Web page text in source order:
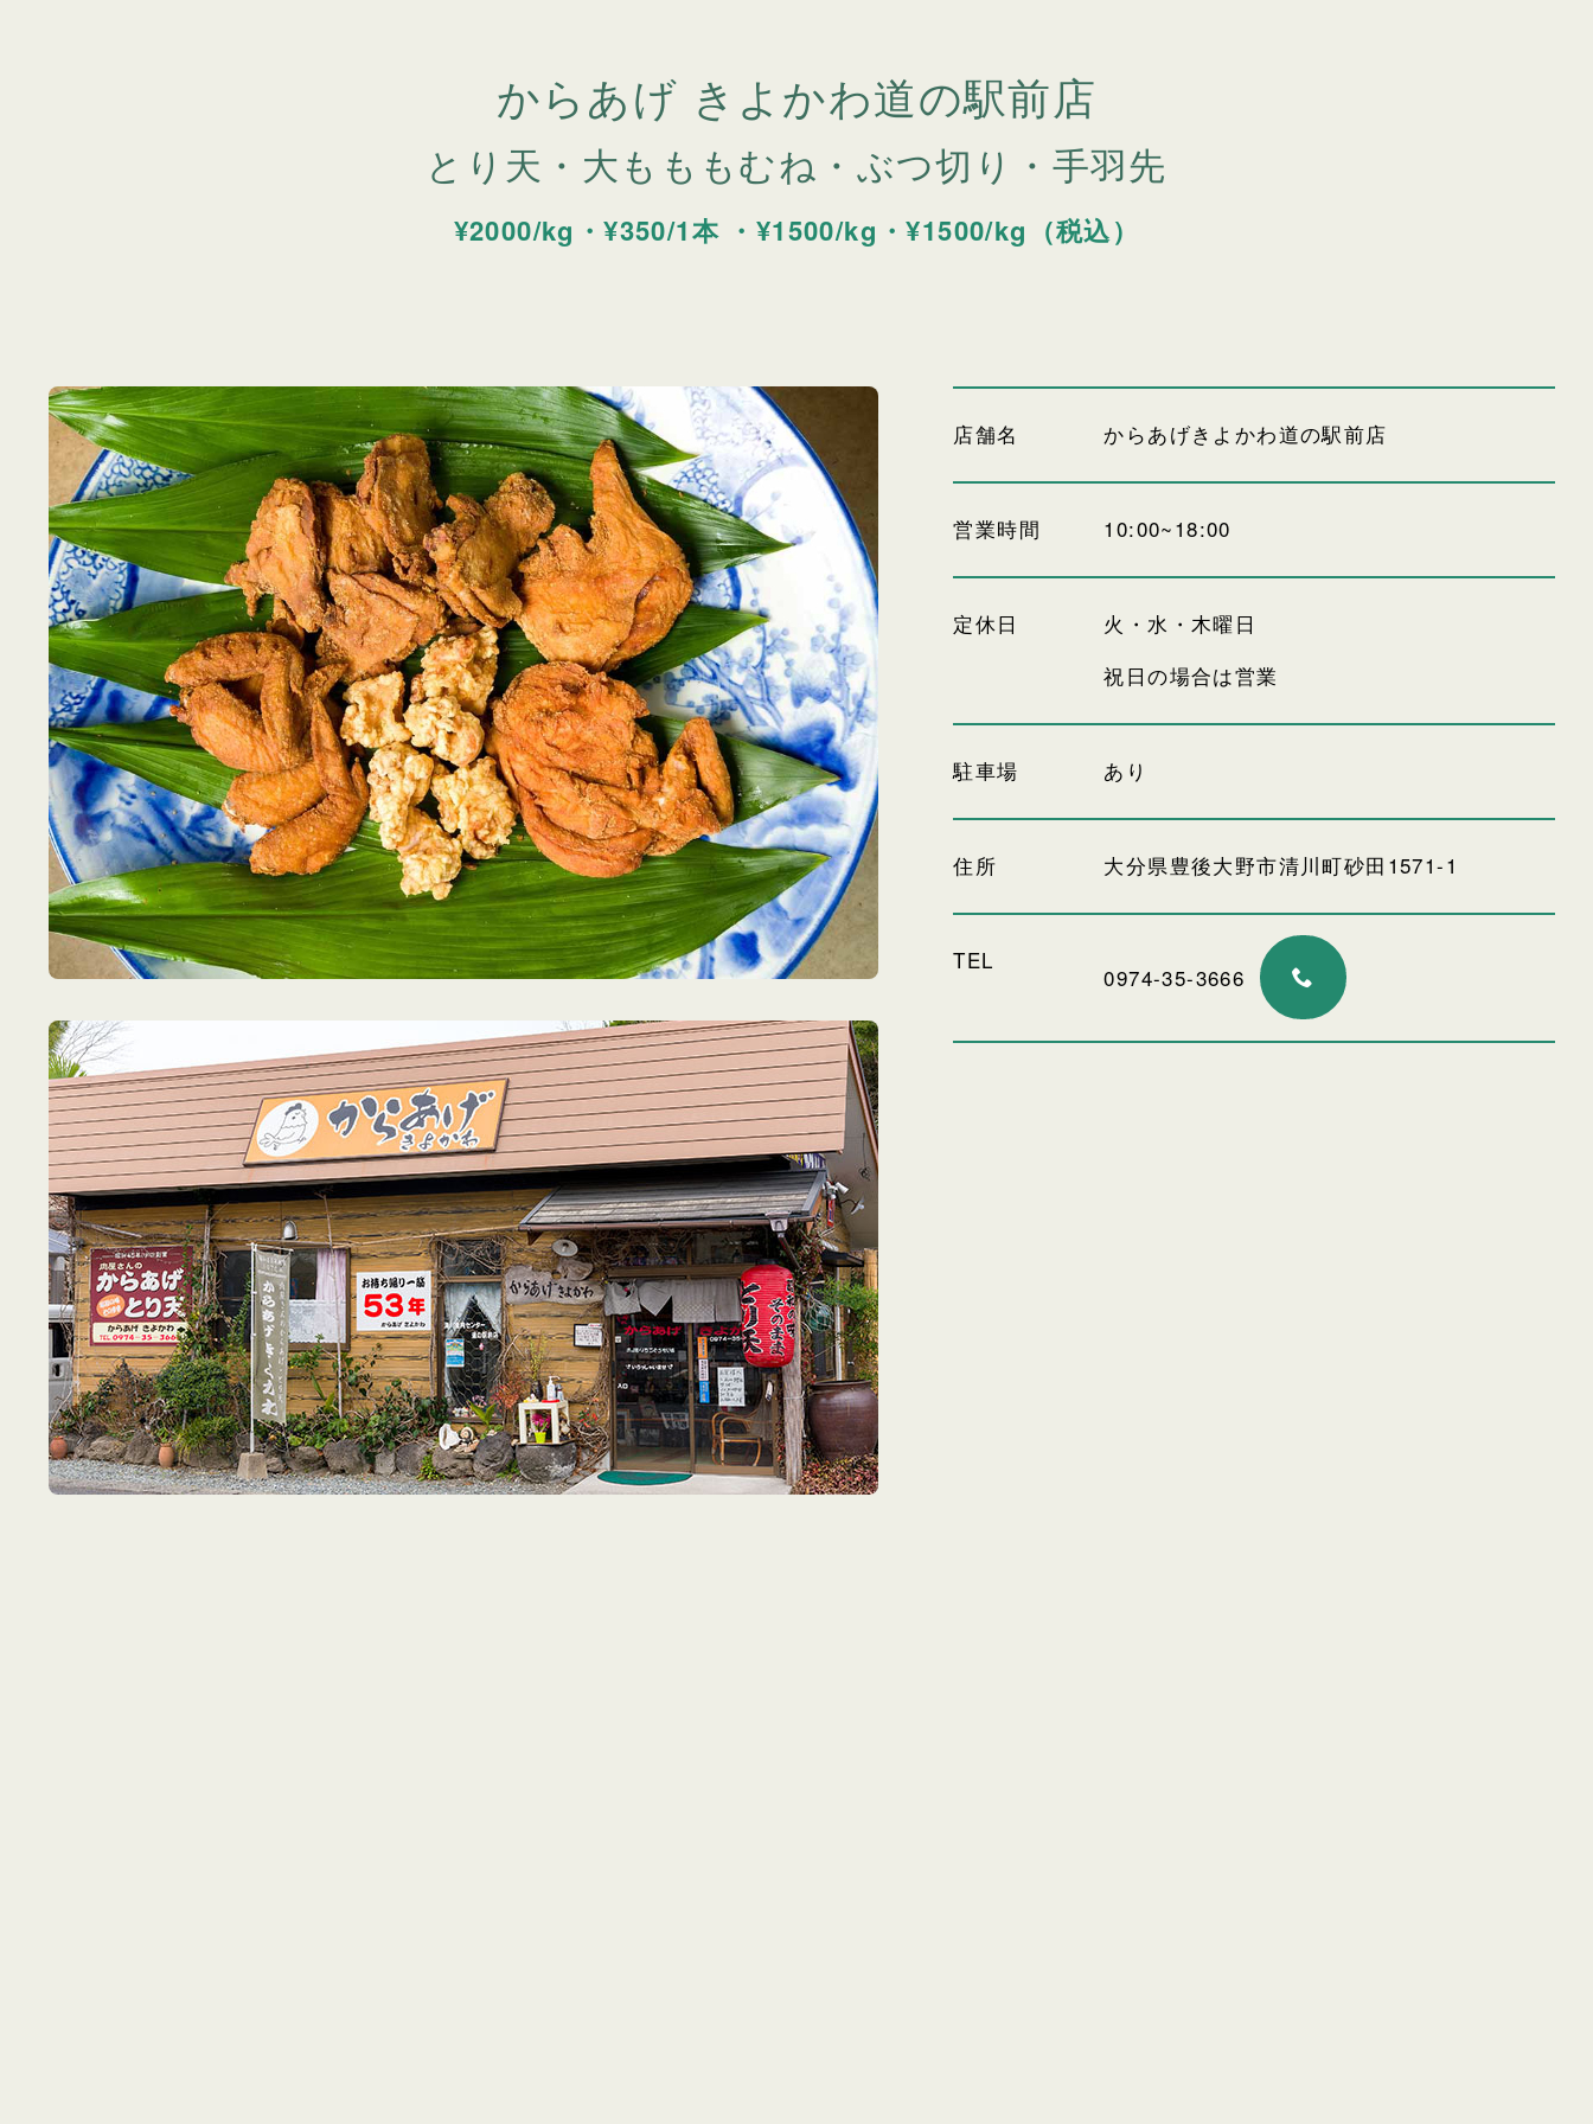
からあげ きよかわ道の駅前店
とり天・大もももむね・ぶつ切り・手羽先
¥2000/kg・¥350/1本 ・¥1500/kg・¥1500/kg（税込）
店舗名 からあげきよかわ道の駅前店
営業時間 10:00~18:00
定休日
火・水・木曜日
祝日の場合は営業
駐車場 あり
住所 大分県豊後大野市清川町砂田1571-1
TEL
0974-35-3666